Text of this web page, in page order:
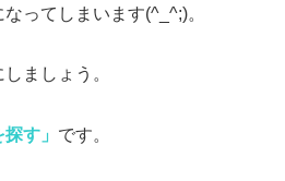
ってしまいます(^_^;)。
ましょう。
す」 です。